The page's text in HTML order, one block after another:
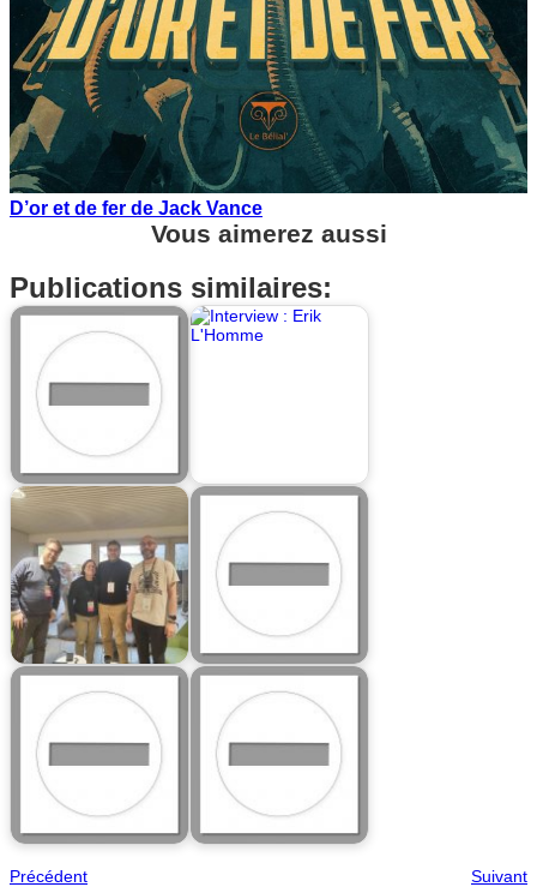
D’or et de fer de Jack Vance
Vous aimerez aussi
Publications similaires:
Précédent Suivant